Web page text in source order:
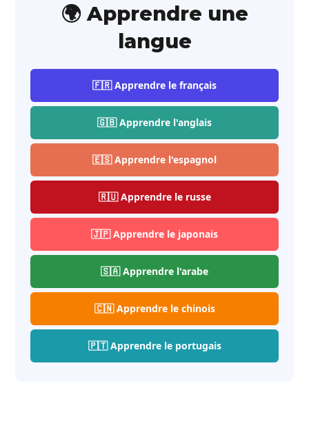
🌍 Apprendre une
langue
🇫🇷 Apprendre le français
🇬🇧 Apprendre l'anglais
🇪🇸 Apprendre l'espagnol
🇷🇺 Apprendre le russe
🇯🇵 Apprendre le japonais
🇸🇦 Apprendre l'arabe
🇨🇳 Apprendre le chinois
🇵🇹 Apprendre le portugais